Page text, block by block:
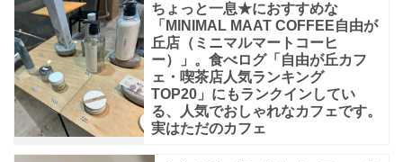
ちょっと一息★におすすめな
「MINIMAL MAAT COFFEE自由が
丘店（ミニマルマートコーヒ
ー）」。食べログ「自由が丘カフ
ェ・喫茶店人気ランキング
TOP20」にもランクインしてい
る、人気でおしゃれなカフェです。
実はただのカフェ